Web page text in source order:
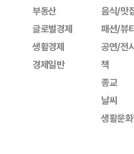
부동산
글로벌경제
생활경제
경제일반
음식/맛
패션/뷰
공연/전
책
종교
날씨
생활문